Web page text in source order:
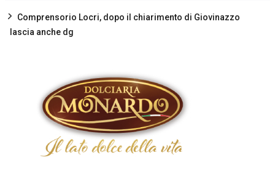
Comprensorio Locri, dopo il chiarimento di Giovinazzo
lascia anche dg